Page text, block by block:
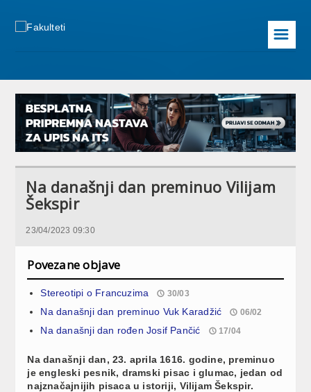
☰
Na današnji dan preminuo Vilijam
Šekspir
23/04/2023 09:30
Povezane objave
Stereotipi o Francuzima 30/03
Na današnji dan preminuo Vuk Karadžić 06/02
Na današnji dan rođen Josif Pančić 17/04
Na današnji dan, 23. aprila 1616. godine, preminuo
je engleski pesnik, dramski pisac i glumac, jedan od
najznačajnijih pisaca u istoriji, Vilijam Šekspir.